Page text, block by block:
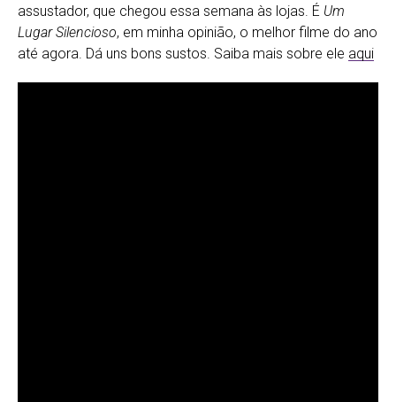
assustador, que chegou essa semana às lojas. É Um
Lugar Silencioso, em minha opinião, o melhor filme do ano
até agora. Dá uns bons sustos. Saiba mais sobre ele aqui